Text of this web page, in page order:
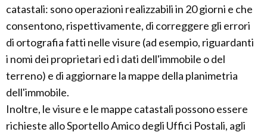
catastali: sono operazioni realizzabili in 20 giorni e che
consentono, rispettivamente, di correggere gli errori
di ortografia fatti nelle visure (ad esempio, riguardanti
i nomi dei proprietari ed i dati dell'immobile o del
terreno) e di aggiornare la mappe della planimetria
dell'immobile.
Inoltre, le visure e le mappe catastali possono essere
richieste allo Sportello Amico degli Uffici Postali, agli